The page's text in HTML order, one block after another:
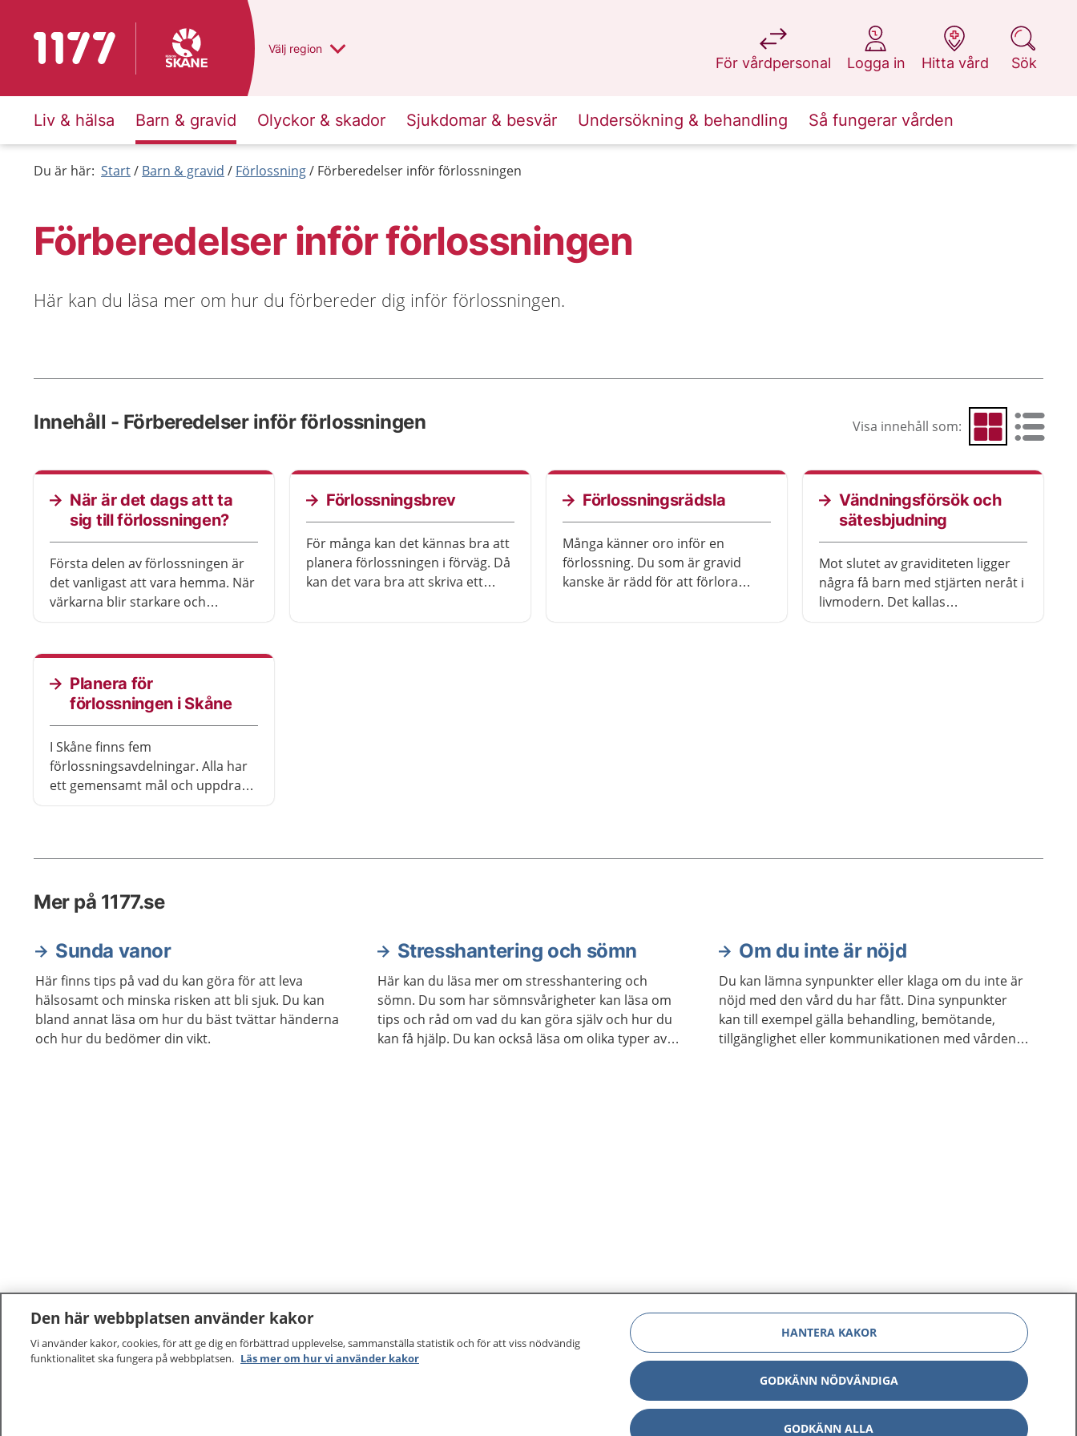
Till startsidan för 1177 Du har valt region
Välj en annan
region
För vårdpersonal
på 1177.se
Logga in
på 1177.se
Hitta vård
på 1177.se
Sök
på 1177.se
Liv & hälsa Barn & gravid Olyckor & skador Sjukdomar & besvär Undersökning & behandling Så fungerar vården
Du är här: Start Barn & gravid Förlossning Förberedelser inför förlossningen
Förberedelser inför förlossningen
Här kan du läsa mer om hur du förbereder dig inför förlossningen.
Innehåll - Förberedelser inför förlossningen Visa innehåll som: Visa som rutnät
Visa som
När är det dags att ta
sig till förlossningen?
Första delen av förlossningen är
det vanligast att vara hemma. När
värkarna blir starkare och
vet man när det är dags? Här får
du råd om hur du ska göra.
Förlossningsbrev
För många kan det kännas bra att
planera förlossningen i förväg. Då
kan det vara bra att skriva ett
Förlossningsrädsla
Många känner oro inför en
förlossning. Du som är gravid
kanske är rädd för att förlora
Vändningsförsök och
sätesbjudning
Mot slutet av graviditeten ligger
några få barn med stjärten neråt i
livmodern. Det kallas
Planera för
förlossningen i Skåne
I Skåne finns fem
förlossningsavdelningar. Alla har
ett gemensamt mål och uppdrag:
genom processen.
Mer på 1177.se
Sunda vanor
Här finns tips på vad du kan göra för att leva
hälsosamt och minska risken att bli sjuk. Du kan
bland annat läsa om hur du bäst tvättar händerna
och hur du bedömer din vikt.
Stresshantering och sömn
Här kan du läsa mer om stresshantering och
sömn. Du som har sömnsvårigheter kan läsa om
tips och råd om vad du kan göra själv och hur du
kan få hjälp. Du kan också läsa om olika typer av
Om du inte är nöjd
Du kan lämna synpunkter eller klaga om du inte är
nöjd med den vård du har fått. Dina synpunkter
kan till exempel gälla behandling, bemötande,
tillgänglighet eller kommunikationen med vården.
Den här webbplatsen använder kakor
Vi använder kakor, cookies, för att ge dig en förbättrad upplevelse, sammanställa statistik och för att viss nödvändig
funktionalitet ska fungera på webbplatsen. Läs mer om hur vi använder kakor
HANTERA KAKOR
GODKÄNN NÖDVÄNDIGA
GODKÄNN ALLA